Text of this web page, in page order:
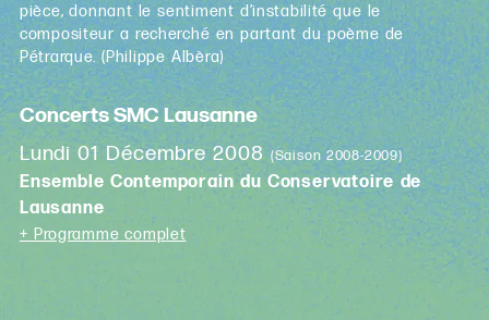
pièce, donnant le sentiment d’instabilité que le
compositeur a recherché en partant du poème de
Pétrarque. (Philippe Albèra)
Concerts SMC Lausanne
Lundi 01 Décembre 2008(Saison 2008-2009)
Ensemble Contemporain du Conservatoire de
Lausanne
+ Programme complet